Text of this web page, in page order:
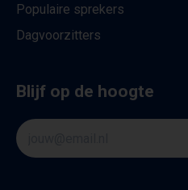
Populaire sprekers
Dagvoorzitters
Blijf op de hoogte